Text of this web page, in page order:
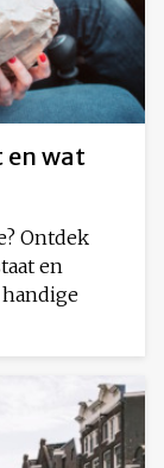
en wat
Ontdek
en